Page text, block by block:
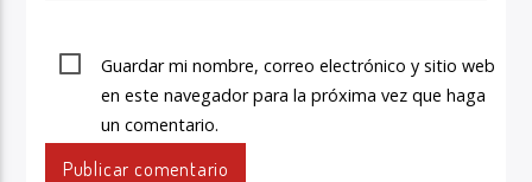
Guardar mi nombre, correo electrónico y sitio web
en este navegador para la próxima vez que haga
un comentario.